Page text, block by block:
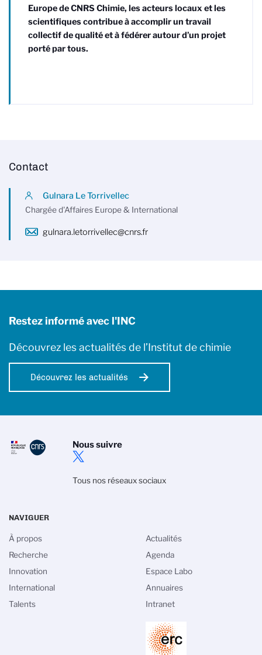
Europe de CNRS Chimie, les acteurs locaux et les
scientifiques contribue à accomplir un travail
collectif de qualité et à fédérer autour d’un projet
porté par tous.
Contact
Gulnara Le Torrivellec
Chargée d'Affaires Europe & International
gulnara.letorrivellec@cnrs.fr
Restez informé avec l'INC
Découvrez les actualités de l’Institut de chimie
Découvrez les actualités
Nous suivre
Tous nos réseaux sociaux
NAVIGUER
À propos
Recherche
Innovation
International
Talents
Actualités
Agenda
Espace Labo
Annuaires
Intranet